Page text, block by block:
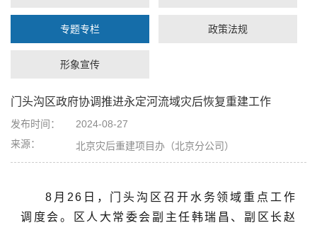
专题专栏 政策法规
形象宣传
门头沟区政府协调推进永定河流域灾后恢复重建工作
发布时间：
2024-08-27
来源：
北京灾后重建项目办（北京分公司）
8月26日，门头沟区召开水务领域重点工作
调度会。区人大常委会副主任韩瑞昌、副区长赵